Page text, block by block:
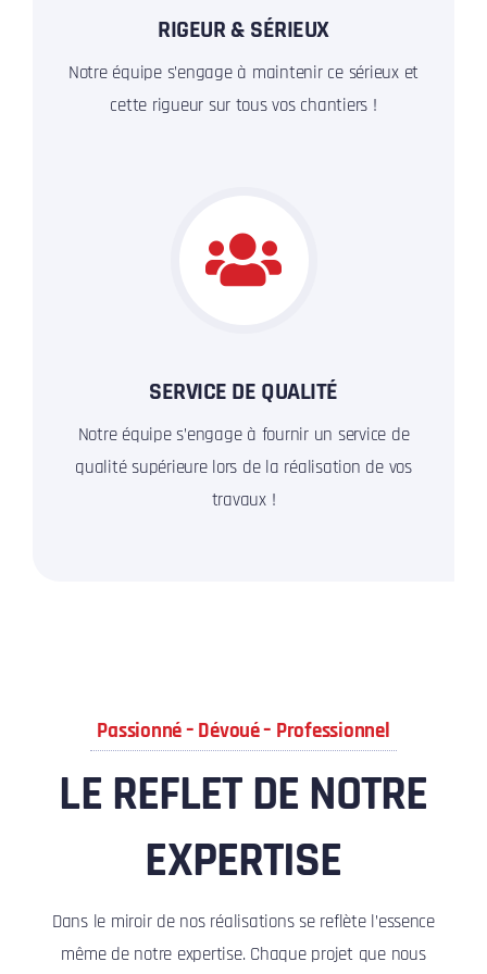
RIGEUR & SÉRIEUX
Notre équipe s’engage à maintenir ce sérieux et
cette rigueur sur tous vos chantiers !
SERVICE DE QUALITÉ
Notre équipe s’engage à fournir un service de
qualité supérieure lors de la réalisation de vos
travaux !
Passionné – Dévoué – Professionnel
LE REFLET DE NOTRE
EXPERTISE
Dans le miroir de nos réalisations se reflète l’essence
même de notre expertise. Chaque projet que nous